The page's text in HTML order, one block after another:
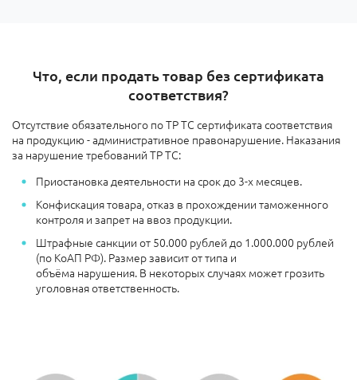
Что, если продать товар без сертификата
соответствия?
Отсутствие обязательного по ТР ТС сертификата соответствия
на продукцию - административное правонарушение. Наказания
за нарушение требований ТР ТС:
Приостановка деятельности на срок до 3-х месяцев.
Конфискация товара, отказ в прохождении таможенного
контроля и запрет на ввоз продукции.
Штрафные санкции от 50.000 рублей до 1.000.000 рублей
(по КоАП РФ). Размер зависит от типа и
объёма нарушения. В некоторых случаях может грозить
уголовная ответственность.